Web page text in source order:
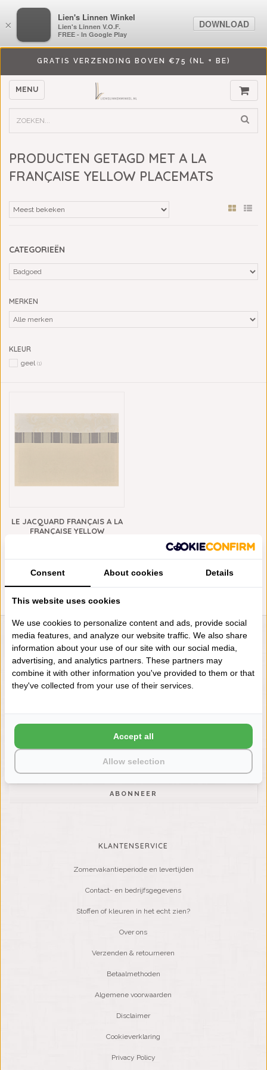
GRATIS VERZENDING BOVEN €75 (NL + BE)
MENU
PRODUCTEN GETAGD MET A LA
FRANÇAISE YELLOW PLACEMATS
CATEGORIEËN
MERKEN
KLEUR
geel(1)
LE JACQUARD FRANÇAIS A LA
FRANÇAISE YELLOW
LIENSLINNENWINKEL.NL
VRAGEN? BEL DAN
+31 (0) 575 511817
NIEUWSBRIEF
Wilt u op de hoogte blijven?
ABONNEER
KLANTENSERVICE
Zomervakantieperiode en levertijden
Contact- en bedrijfsgegevens
Stoffen of kleuren in het echt zien?
Over ons
Verzenden & retourneren
Betaalmethoden
Algemene voorwaarden
Disclaimer
Cookieverklaring
Privacy Policy
×
LiensLinnenwinkel.nl
Lien's Linnen V.O.F.
FREE - In Google Play
DOWNLOAD
Consent About cookies Details
This website uses cookies
We use cookies to personalize content and ads, provide social
media features, and analyze our website traffic. We also share
information about your use of our site with our social media,
advertising, and analytics partners. These partners may
combine it with other information you've provided to them or that
they've collected from your use of their services.
Allow selection
Accept all
×
Lien's Linnen Winkel
Lien's Linnen V.O.F.
FREE - In Google Play
DOWNLOAD